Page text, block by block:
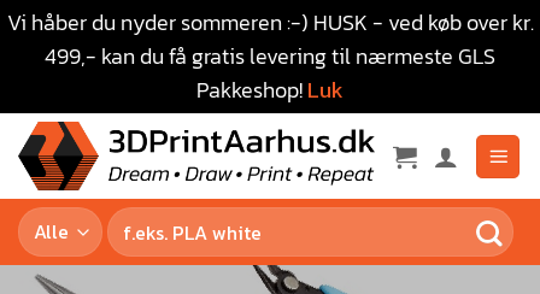
Vi håber du nyder sommeren :-) HUSK - ved køb over kr.
499,- kan du få gratis levering til nærmeste GLS
Pakkeshop!Luk